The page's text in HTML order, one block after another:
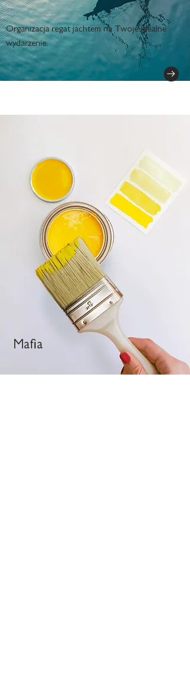
Organizacja regat jachtem na Twoje idealne
wydarzenie.
Mafia